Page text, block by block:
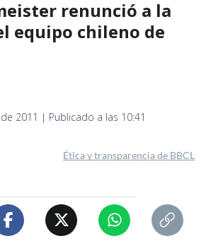
renunció a la
equipo chileno de
2011 | Publicado a las 10:41
Ética y transparencia de BBCL